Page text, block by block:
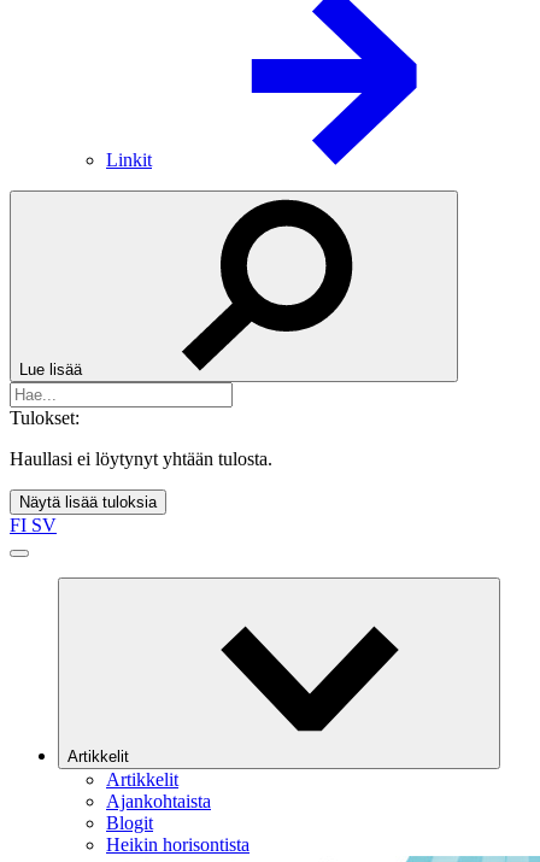
Linkit
Lue lisää
Tulokset:
Haullasi ei löytynyt yhtään tulosta.
Näytä lisää tuloksia
FI SV
Artikkelit
Artikkelit
Ajankohtaista
Blogit
Heikin horisontista